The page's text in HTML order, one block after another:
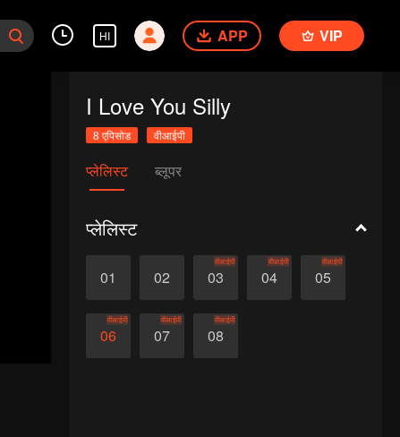
HI APP VIP
I Love You Silly
8 एपिसोड वीआईपी
प्लेलिस्ट ब्लूपर
प्लेलिस्ट
01 02 03
वीआईपी
04
वीआईपी
05
वीआईपी
06
वीआईपी
07
वीआईपी
08
वीआईपी